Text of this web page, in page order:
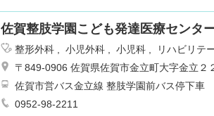
佐賀整肢学園こども発達医療センタ
整形外科 小児外科 小児科
リハビリテ
〒849-0906 佐賀県佐賀市金立町大字金立２
佐賀市営バス金立線 整肢学園前バス停下車
0952-98-2211